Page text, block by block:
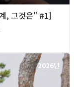
, 그것은" #1]
2026년